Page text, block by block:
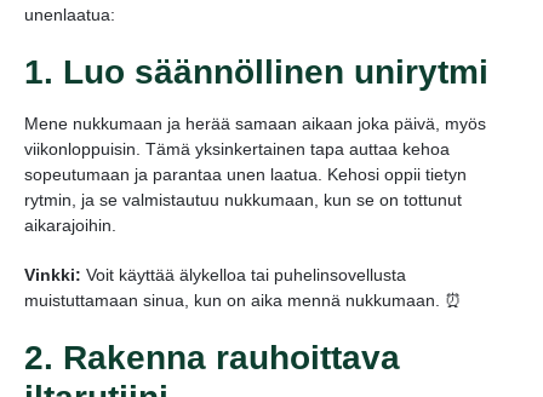
unenlaatua:
1. Luo säännöllinen unirytmi
Mene nukkumaan ja herää samaan aikaan joka päivä, myös
viikonloppuisin. Tämä yksinkertainen tapa auttaa kehoa
sopeutumaan ja parantaa unen laatua. Kehosi oppii tietyn
rytmin, ja se valmistautuu nukkumaan, kun se on tottunut
aikarajoihin.
Vinkki: Voit käyttää älykelloa tai puhelinsovellusta
muistuttamaan sinua, kun on aika mennä nukkumaan. ⏰
2. Rakenna rauhoittava